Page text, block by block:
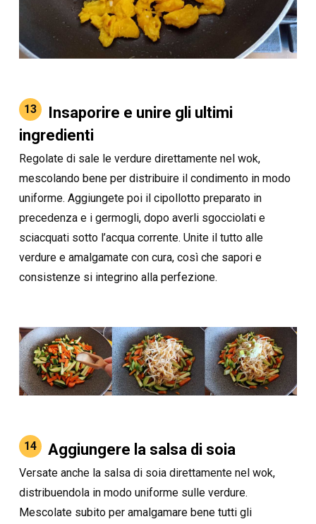
13
Insaporire e unire gli ultimi
ingredienti
Regolate di sale le verdure direttamente nel wok,
mescolando bene per distribuire il condimento in modo
uniforme. Aggiungete poi il cipollotto preparato in
precedenza e i germogli, dopo averli sgocciolati e
sciacquati sotto l’acqua corrente. Unite il tutto alle
verdure e amalgamate con cura, così che sapori e
consistenze si integrino alla perfezione.
14 Aggiungere la salsa di soia
Versate anche la salsa di soia direttamente nel wok,
distribuendola in modo uniforme sulle verdure.
Mescolate subito per amalgamare bene tutti gli